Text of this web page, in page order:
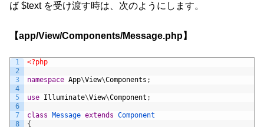
ば $text を受け渡す時は、次のようにします。
【app/View/Components/Message.php】
1
2
3
4
5
6
7
8
<?php
namespace App\View\Components ;
use Illuminate\View\Component ;
class Message extends Component
{